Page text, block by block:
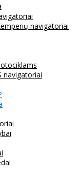
navigatoriai
navigatoriai